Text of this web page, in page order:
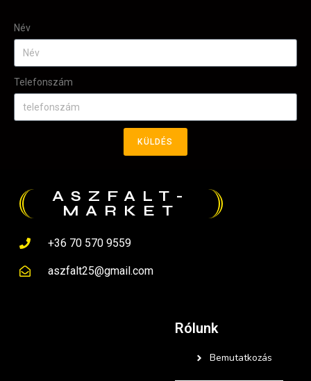
Név
Telefonszám
KÜLDÉS
ASZFALT-
MARKET
+36 70 570 9559
aszfalt25@gmail.com
Rólunk
Bemutatkozás